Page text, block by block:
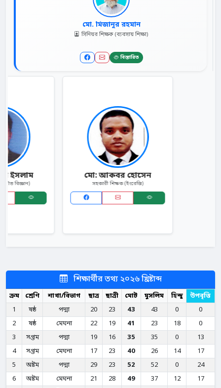
মো. মিজানুর রহমান
সিনিয়র শিক্ষক (ব্যবসায় শিক্ষা)
বিস্তারিত
মো: আকবর হোসেন
সহকারী শিক্ষক (ইংরেজি)
শিক্ষার্থীর তথ্য ২০২৬ খ্রিষ্টাব্দ
ক্রম শ্রেণি শাখা/বিভাগ ছাত্র ছাত্রী মোট মুসলিম হিন্দু
উপবৃত্তি
1
ষষ্ঠ পদ্মা 20 23 43 43 0
0
2
ষষ্ঠ মেঘনা 22 19 41 23 18
0
3
সপ্তম পদ্মা 19 16 35 35 0
13
4
সপ্তম মেঘনা 17 23 40 26 14
17
5
অষ্টম পদ্মা 29 23 52 52 0
24
6
অষ্টম মেঘনা 21 28 49 37 12
17